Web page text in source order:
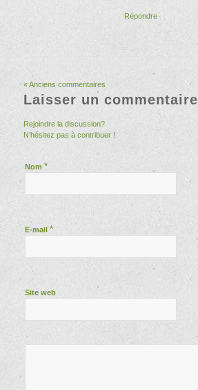
Répondre
« Anciens commentaires
Laisser un commentaire
Rejoindre la discussion?
N’hésitez pas à contribuer !
Nom *
E-mail *
Site web